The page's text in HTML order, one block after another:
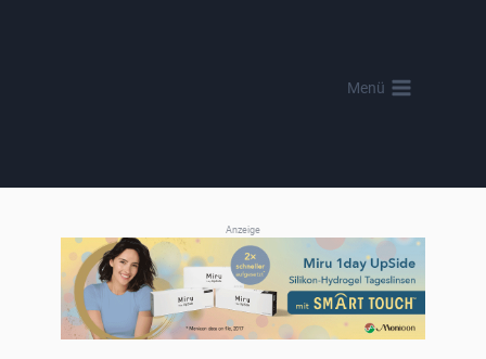
Menü
Anzeige